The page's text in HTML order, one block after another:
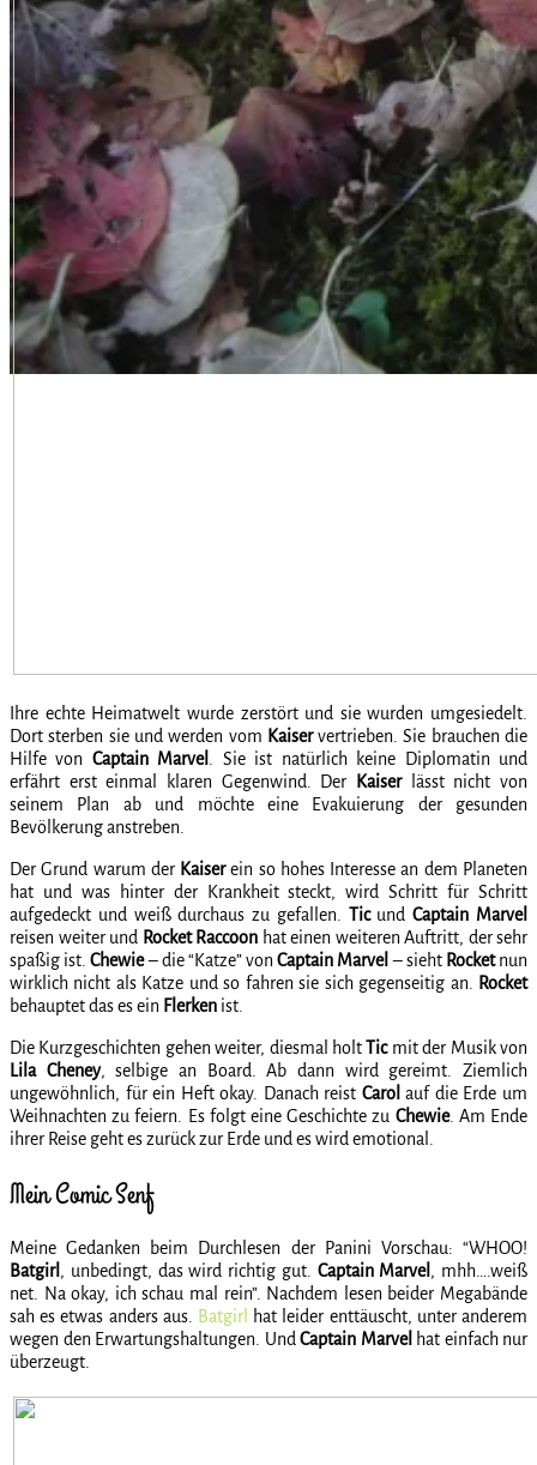
Ihre echte Heimatwelt wurde zerstört und sie wurden umgesiedelt.
Dort sterben sie und werden vom Kaiservertrieben. Sie brauchen die
Hilfe von Captain Marvel
. Sie ist natürlich keine Diplomatin und
erfährt erst einmal klaren Gegenwind. Der
Kaiserlässt nicht von
seinem Plan ab und möchte eine Evakuierung der gesunden
Bevölkerung anstreben.
Der Grund warum der Kaiserein so hohes Interesse an dem Planeten
hat und was hinter der Krankheit steckt, wird Schritt für Schritt
aufgedeckt und weiß durchaus zu gefallen. TicundCaptain Marvel
reisen weiter und Rocket Raccoon hat einen weiteren Auftritt, der sehr
spaßig ist.Chewie– die “Katze” vonCaptain Marvel – sieht Rocketnun
wirklich nicht als Katze und so fahren sie sich gegenseitig an.
Rocket
behauptet das es ein Flerken ist.
Die Kurzgeschichten gehen weiter, diesmal holtTicmit der Musik von
Lila Cheney, selbige an Board. Ab dann wird gereimt. Ziemlich
ungewöhnlich, für ein Heft okay. Danach reist Carol auf die Erde um
Weihnachten zu feiern. Es folgt eine Geschichte zu Chewie. Am Ende
ihrer Reise geht es zurück zur Erde und es wird emotional.
Mein Comic Senf
Meine Gedanken beim Durchlesen der Panini Vorschau: “WHOO!
Batgirl , unbedingt, das wird richtig gut. Captain Marvel , mhh….weiß
net. Na okay, ich schau mal rein”. Nachdem lesen beider Megabände
sah es etwas anders aus. Batgirl
hat leider enttäuscht, unter anderem
wegen den Erwartungshaltungen. UndCaptain Marvel hat einfach nur
überzeugt.